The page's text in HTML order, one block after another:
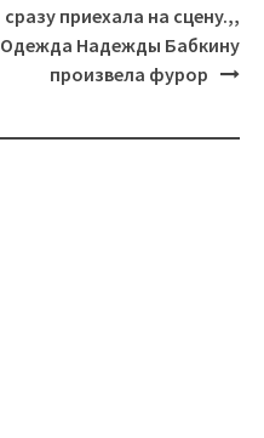
сразу приехала на сцену.,,
Одежда Надежды Бабкину
произвела фурор